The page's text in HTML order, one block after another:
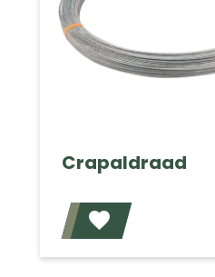
Crapaldraad